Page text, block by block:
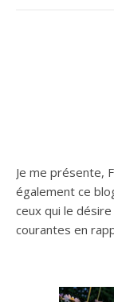
Je me présente,
également ce
ceux qui le
courantes en